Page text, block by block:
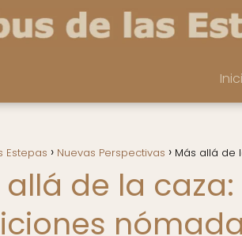
Estepas Nuevas Perspectivas Más allá de
allá de la